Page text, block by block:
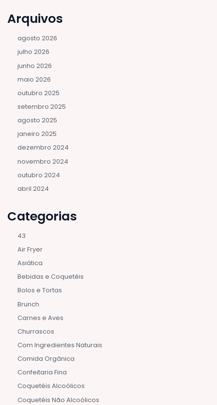
Arquivos
agosto 2026
julho 2026
junho 2026
maio 2026
outubro 2025
setembro 2025
agosto 2025
janeiro 2025
dezembro 2024
novembro 2024
outubro 2024
abril 2024
Categorias
43
Air Fryer
Asiática
Bebidas e Coquetéis
Bolos e Tortas
Brunch
Carnes e Aves
Churrascos
Com Ingredientes Naturais
Comida Orgânica
Confeitaria Fina
Coquetéis Alcoólicos
Coquetéis Não Alcoólicos